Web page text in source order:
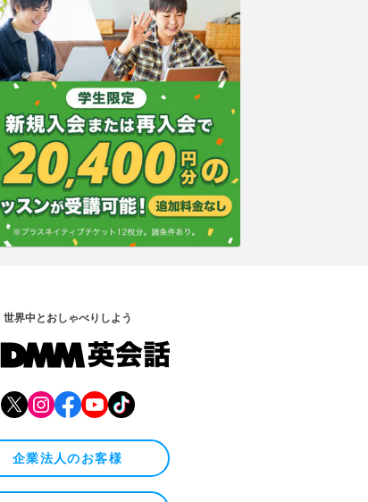
世界中とおしゃべりしよう
企業法人のお客様